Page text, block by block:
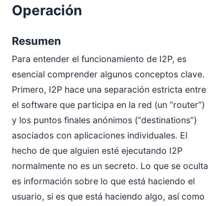
Operación
Resumen
Para entender el funcionamiento de I2P, es
esencial comprender algunos conceptos clave.
Primero, I2P hace una separación estricta entre
el software que participa en la red (un “router”)
y los puntos finales anónimos (“destinations”)
asociados con aplicaciones individuales. El
hecho de que alguien esté ejecutando I2P
normalmente no es un secreto. Lo que se oculta
es información sobre lo que está haciendo el
usuario, si es que está haciendo algo, así como